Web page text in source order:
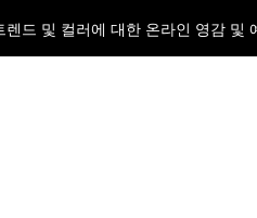
드 및 컬러에 대한 온라인 영감 및